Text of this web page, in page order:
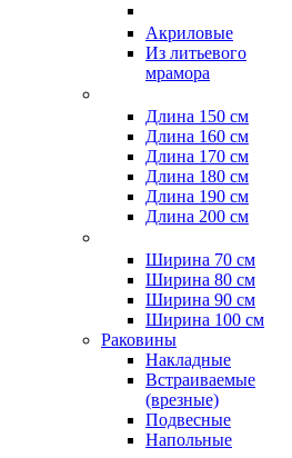
Акриловые
Из литьевого
мрамора
Длина 150 см
Длина 160 см
Длина 170 см
Длина 180 см
Длина 190 см
Длина 200 см
Ширина 70 см
Ширина 80 см
Ширина 90 см
Ширина 100 см
Раковины
Накладные
Встраиваемые
(врезные)
Подвесные
Напольные